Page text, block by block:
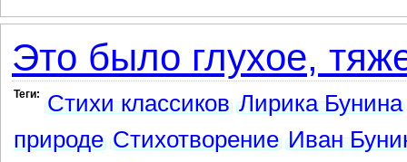
Это было глухое,
Теги: Стихи классиков Лирика Бунина
природе Стихотворение Иван